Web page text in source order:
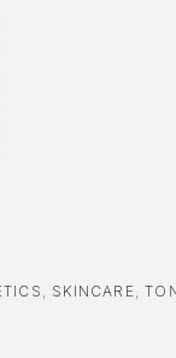
SKINCARE ,